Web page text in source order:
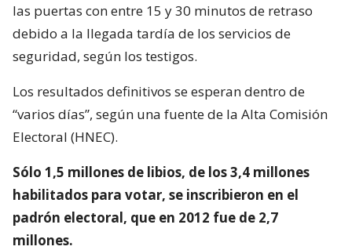
las puertas con entre 15 y 30 minutos de retraso
debido a la llegada tardía de los servicios de
seguridad, según los testigos.
Los resultados definitivos se esperan dentro de
“varios días”, según una fuente de la Alta Comisión
Electoral (HNEC).
Sólo 1,5 millones de libios, de los 3,4 millones
habilitados para votar, se inscribieron en el
padrón electoral, que en 2012 fue de 2,7
millones.